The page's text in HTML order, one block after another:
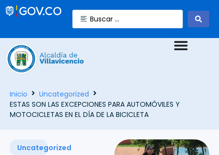
Inicio
Uncategorized
ESTAS SON LAS EXCEPCIONES PARA AUTOMÓVILES Y
MOTOCICLETAS EN EL DÍA DE LA BICICLETA
Uncategorized